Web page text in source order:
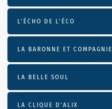
L’ÉCHO DE L’ÉCO
LA BARONNE ET COMPAGNIE
LA BELLE SOUL
LA CLIQUE D'ALIX